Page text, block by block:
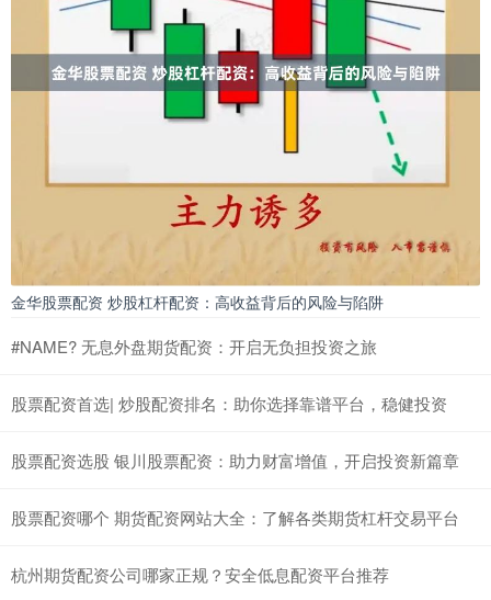
金华股票配资 炒股杠杆配资：高收益背后的风险与陷阱
#NAME? 无息外盘期货配资：开启无负担投资之旅
股票配资首选| 炒股配资排名：助你选择靠谱平台，稳健投资
股票配资选股 银川股票配资：助力财富增值，开启投资新篇章
股票配资哪个 期货配资网站大全：了解各类期货杠杆交易平台
杭州期货配资公司哪家正规？安全低息配资平台推荐